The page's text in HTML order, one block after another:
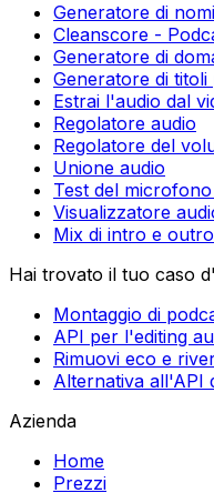
Generatore di
Cleanscore -
Generatore di
Generatore di titoli
Estrai l'audio dal
Regolatore audio
Regolatore del
Unione audio
Test del
Visualizzatore
Mix di intro e
Hai trovato il tuo caso
Montaggio di
API per l'editing
Rimuovi eco e
Alternativa all'API
Azienda
Home
Prezzi